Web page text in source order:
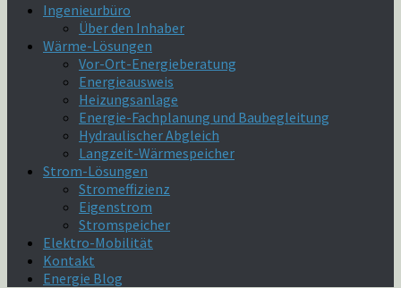
Ingenieurbüro
Über den Inhaber
Wärme-Lösungen
Vor-Ort-Energieberatung
Energieausweis
Heizungsanlage
Energie-Fachplanung und Baubegleitung
Hydraulischer Abgleich
Langzeit-Wärmespeicher
Strom-Lösungen
Stromeffizienz
Eigenstrom
Stromspeicher
Elektro-Mobilität
Kontakt
Energie Blog